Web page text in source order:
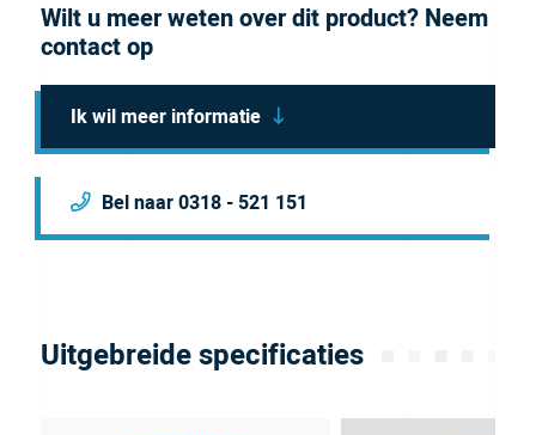
Wilt u meer weten over dit product? Neem
contact op
Ik wil meer informatie
Bel naar 0318 - 521 151
Uitgebreide specificaties